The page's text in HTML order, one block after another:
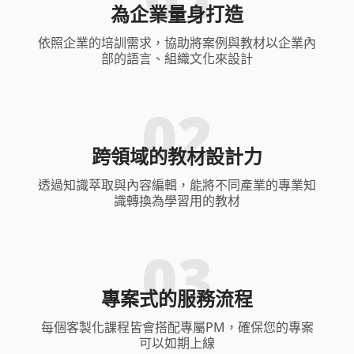
為企業量身打造
依照企業的培訓需求，協助將案例與教材以企業內
部的語言、組織文化來設計
跨領域的教材設計力
透過知識萃取與內容編輯，能將不同產業的專業知
識轉換為學習用的教材
專案式的服務流程
每個客製化課程皆會搭配專屬PM，確保您的專案
可以如期上線